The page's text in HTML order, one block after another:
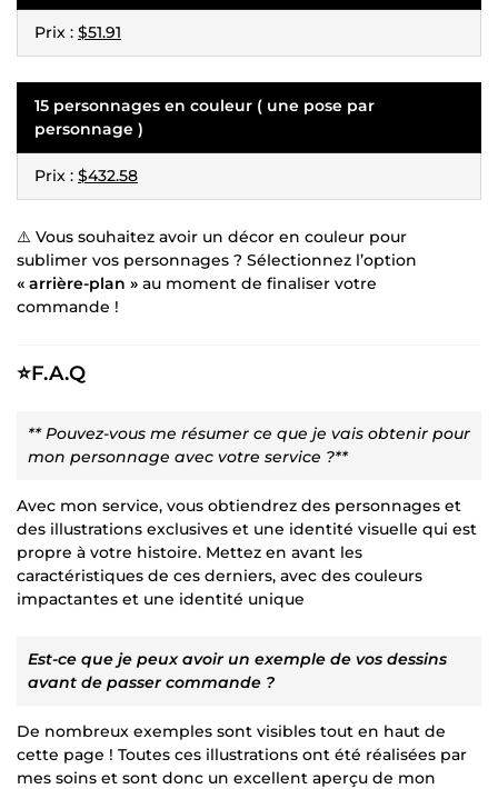
Prix : $51.91
15 personnages en couleur ( une pose par
personnage )
Prix : $432.58
⚠️ Vous souhaitez avoir un décor en couleur pour
sublimer vos personnages ? Sélectionnez l’option
« arrière-plan » au moment de finaliser votre
commande !
⭐F.A.Q
** Pouvez-vous me résumer ce que je vais obtenir pour
mon personnage avec votre service ?**
Avec mon service, vous obtiendrez des personnages et
des illustrations exclusives et une identité visuelle qui est
propre à votre histoire. Mettez en avant les
caractéristiques de ces derniers, avec des couleurs
impactantes et une identité unique
Est-ce que je peux avoir un exemple de vos dessins
avant de passer commande ?
De nombreux exemples sont visibles tout en haut de
cette page ! Toutes ces illustrations ont été réalisées par
mes soins et sont donc un excellent aperçu de mon